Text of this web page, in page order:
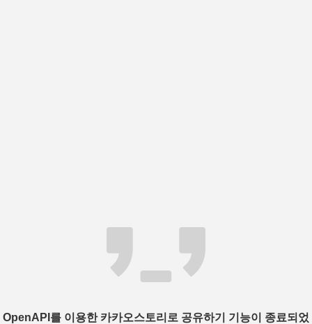
OpenAPI를 이용한 카카오스토리로 공유하기 기능이 종료되었